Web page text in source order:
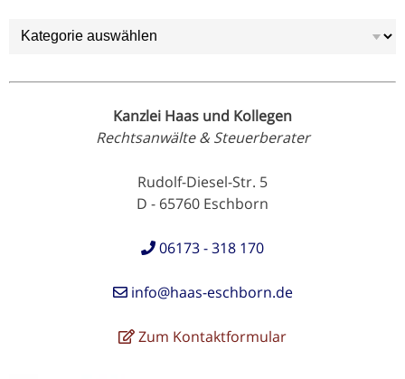
Kategorien
Kanzlei Haas und Kollegen
Rechtsanwälte & Steuerberater
Rudolf-Diesel-Str. 5
D - 65760 Eschborn
06173 - 318 170
info@haas-eschborn.de
Zum Kontaktformular